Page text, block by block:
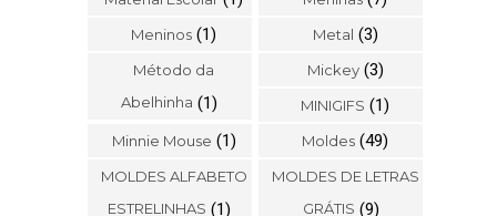
Meninos (1) Metal (3)
Método da
Abelhinha (1)
Mickey (3)
MINIGIFS (1)
Minnie Mouse (1) Moldes (49)
MOLDES ALFABETO
ESTRELINHAS (1)
MOLDES DE LETRAS
GRÁTIS (9)